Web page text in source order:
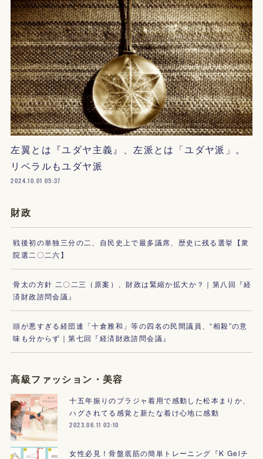
左翼とは『ユダヤ主義』、左派とは「ユダヤ派」。
リベラルもユダヤ派
2024.10.01 05:37
財政
戦後初の単独三分の二、自民史上で最多議席、歴史に残る選挙【衆
院選二〇二六】
骨太の方針 二〇二三（原案）、財政は緊縮か拡大か？｜第八回『経
済財政諮問会議』
頭が悪すぎる経団連「十倉雅和」等の四名の民間議員、“相殺”の意
味も分からず｜第七回『経済財政諮問会議』
高級ファッション・美容
十五年振りのブラジャ着用で感動した松本まりか、
ハグされてる感覚と新たな着け心地に感動
2023.06.11 03:10
女性必見！骨盤底筋の簡単トレーニング『K Gelチ